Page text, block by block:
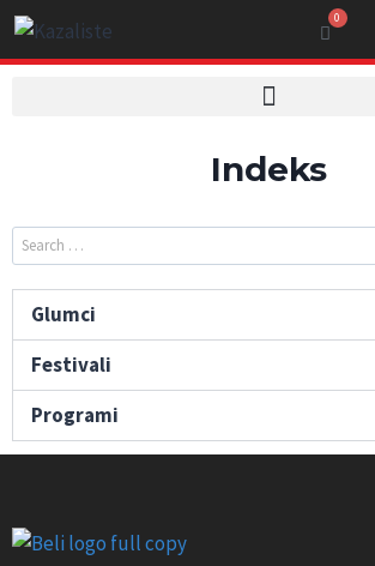
0
Indeks
Glumci
Festivali
Programi